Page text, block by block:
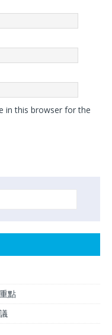
in this browser for the
點